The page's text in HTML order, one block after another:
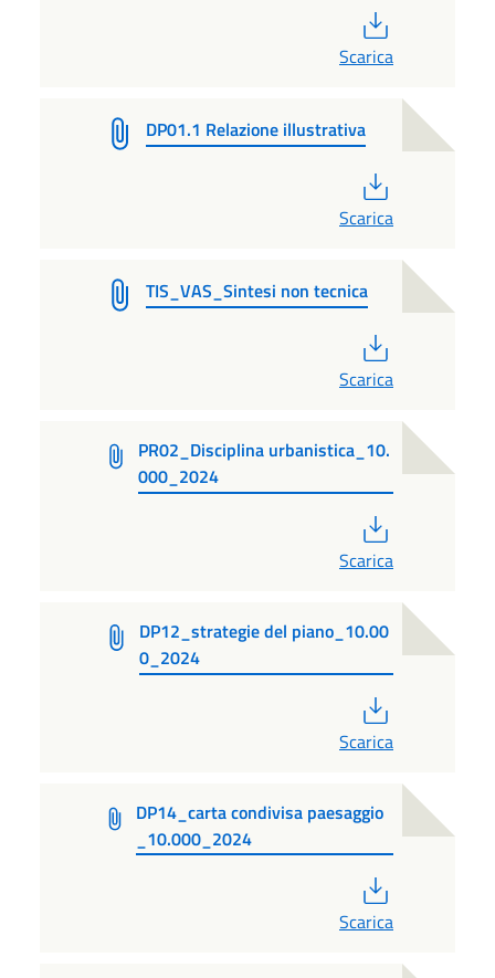
Scarica
DP01.1 Relazione illustrativa
Scarica
TIS_VAS_Sintesi non tecnica
Scarica
PR02_Disciplina urbanistica_10.
000_2024
Scarica
DP12_strategie del piano_10.00
0_2024
Scarica
DP14_carta condivisa paesaggio
_10.000_2024
Scarica